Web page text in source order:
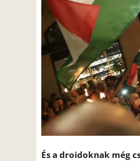
És a droidoknak még